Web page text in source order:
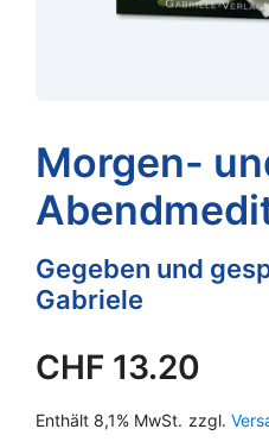
Morgen-
Gegeben und
Gabriele
CHF 13.20
Enthält 8,1% MwSt. zzgl.